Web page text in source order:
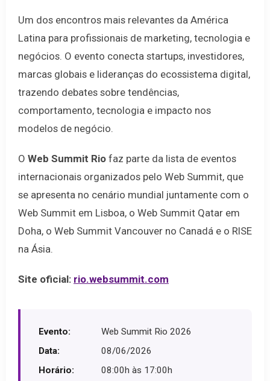
Um dos encontros mais relevantes da América
Latina para profissionais de marketing, tecnologia e
negócios. O evento conecta startups, investidores,
marcas globais e lideranças do ecossistema digital,
trazendo debates sobre tendências,
comportamento, tecnologia e impacto nos
modelos de negócio.
O Web Summit Rio faz parte da lista de eventos
internacionais organizados pelo Web Summit, que
se apresenta no cenário mundial juntamente com o
Web Summit em Lisboa, o Web Summit Qatar em
Doha, o Web Summit Vancouver no Canadá e o RISE
na Ásia.
Site oficial: rio.websummit.com
Evento:
Web Summit Rio 2026
Data:
08/06/2026
Horário:
08:00h às 17:00h